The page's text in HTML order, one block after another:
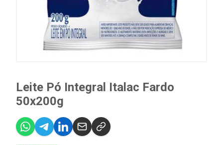
Leite Pó Integral Italac Fardo
50x200g